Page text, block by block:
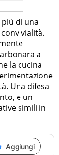
di una
a
la cucina
Una difesa
e un
simili in
Aggiungi